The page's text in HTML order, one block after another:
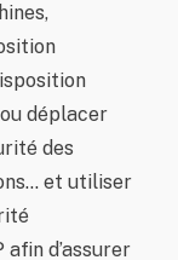
déplacer
des
et utiliser
d’assurer